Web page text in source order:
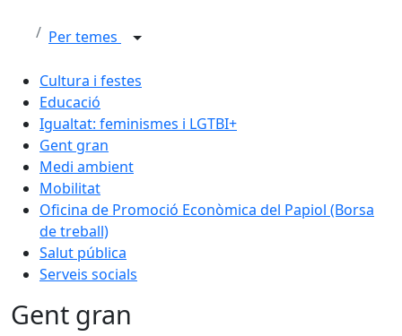
Per temes
Cultura i festes
Educació
Igualtat: feminismes i LGTBI+
Gent gran
Medi ambient
Mobilitat
Oficina de Promoció Econòmica del Papiol (Borsa
de treball)
Salut pública
Serveis socials
Gent gran